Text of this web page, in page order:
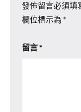
發佈留言必須填
欄位標示為 *
留言*